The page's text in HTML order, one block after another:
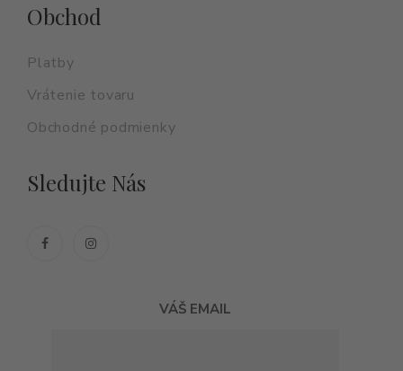
Obchod
Platby
Vrátenie tovaru
Obchodné podmienky
Sledujte Nás
VÁŠ EMAIL